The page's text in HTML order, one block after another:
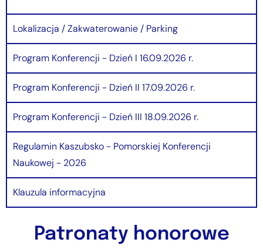
Lokalizacja / Zakwaterowanie / Parking
Program Konferencji - Dzień I 16.09.2026 r.
Program Konferencji - Dzień II 17.09.2026 r.
Program Konferencji - Dzień III 18.09.2026 r.
Regulamin Kaszubsko - Pomorskiej Konferencji
Naukowej - 2026
Klauzula informacyjna
Patronaty honorowe